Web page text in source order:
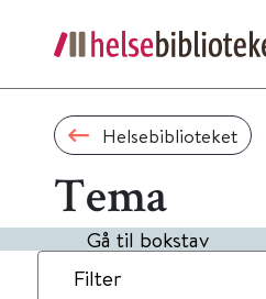
Helsebiblioteket
Tema
Gå til bokstav
Filter